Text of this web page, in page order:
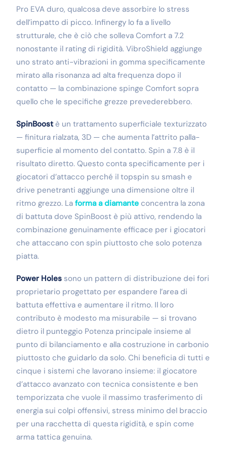
Pro EVA duro, qualcosa deve assorbire lo stress
dell’impatto di picco. Infinergy lo fa a livello
strutturale, che è ciò che solleva Comfort a 7.2
nonostante il rating di rigidità. VibroShield aggiunge
uno strato anti-vibrazioni in gomma specificamente
mirato alla risonanza ad alta frequenza dopo il
contatto — la combinazione spinge Comfort sopra
quello che le specifiche grezze prevederebbero.
SpinBoostè un trattamento superficiale texturizzato
— finitura rialzata, 3D — che aumenta l’attrito palla-
superficie al momento del contatto. Spin a 7.8 è il
risultato diretto. Questo conta specificamente per i
giocatori d’attacco perché il topspin su smash e
drive penetranti aggiunge una dimensione oltre il
ritmo grezzo. La forma a diamante concentra la zona
di battuta dove SpinBoost è più attivo, rendendo la
combinazione genuinamente efficace per i giocatori
che attaccano con spin piuttosto che solo potenza
piatta.
Power Holes sono un pattern di distribuzione dei fori
proprietario progettato per espandere l’area di
battuta effettiva e aumentare il ritmo. Il loro
contributo è modesto ma misurabile — si trovano
dietro il punteggio Potenza principale insieme al
punto di bilanciamento e alla costruzione in carbonio
piuttosto che guidarlo da solo. Chi beneficia di tutti e
cinque i sistemi che lavorano insieme: il giocatore
d’attacco avanzato con tecnica consistente e ben
temporizzata che vuole il massimo trasferimento di
energia sui colpi offensivi, stress minimo del braccio
per una racchetta di questa rigidità, e spin come
arma tattica genuina.